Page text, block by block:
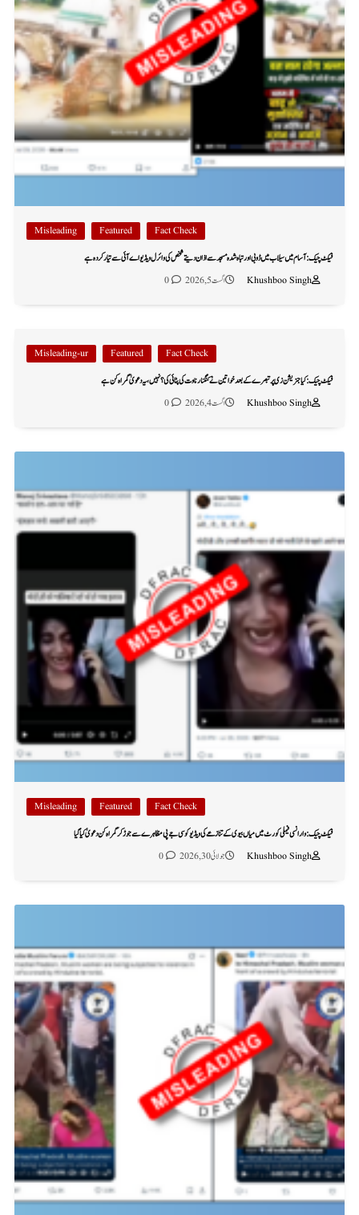
Fact Check
Featured
Misleading
فیکٹ چیک: آسام میں سیلاب میں ڈوبی اور تباہ شدہ مسجد سے اذان دیتے شخص کی وائرل ویڈیو اے آئی سے تیار کردہ ہے
Khushboo Singh
اگست 5, 2026 0
Fact Check
Featured
Misleading-ur
فیکٹ چیک: کیا جنریشن زی پر تبصرے کے بعد خواتین نے کنگنا رناوت کی پٹائی کی؟ نہیں، یہ دعویٰ گمراہ کن ہے
Khushboo Singh
اگست 4, 2026 0
Fact Check
Featured
Misleading
فیکٹ چیک: وارانسی فیملی کورٹ میں میاں بیوی کے تنازعے کی ویڈیو کو سی جے پی مظاہرے سے جوڑ کر گمراہ کن دعویٰ کیا گیا
Khushboo Singh
جولائی 30, 2026 0